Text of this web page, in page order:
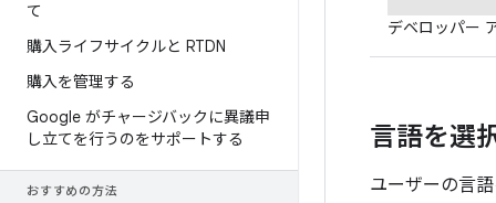
て
購入ライフサイクルと RTDN
購入を管理する
Google がチャージバックに異議申
し立てを行うのをサポートする
おすすめの方法
デベロッパー
言語を選
ユーザーの言